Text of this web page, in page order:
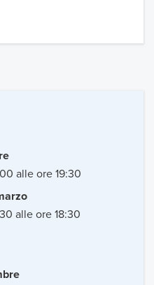
alle ore 19:30
alle ore 18:30